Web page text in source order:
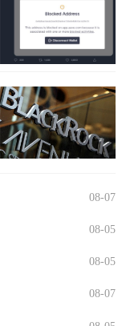
08-07
08-05
08-05
08-07